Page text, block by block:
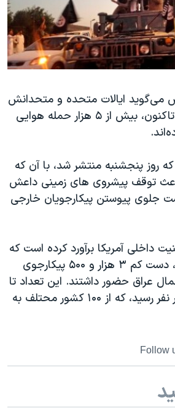
۲۰۲۴
اسرائیل
نوبل صلح
«سی‌پک»
چین
می‌گويد ايالات متحده و متحدانش
از شهريور ماه ۱۳۹۳ تاکنون، بيش از ۵ هزار حمله هوايی
روز پنجشنبه منتشر شد، با آن که
توقف پیشروی های زمينی داعش
جلوی پيوستن پیکارجویان خارجی
داخلی آمريکا برآورد کرده است که
در سال ۲۰۱۲ میلادی، دست کم ۳ هزار و ۵۰۰ پیکارجوی
عراق حضور داشتند. اين تعداد تا
سال ۲۰۱۵ به ۲۵ هزار نفر رسيد، که از ۱۰۰ کشور محتلف به
Follow